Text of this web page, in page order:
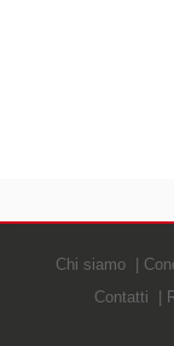
Chi siamo
Contatti